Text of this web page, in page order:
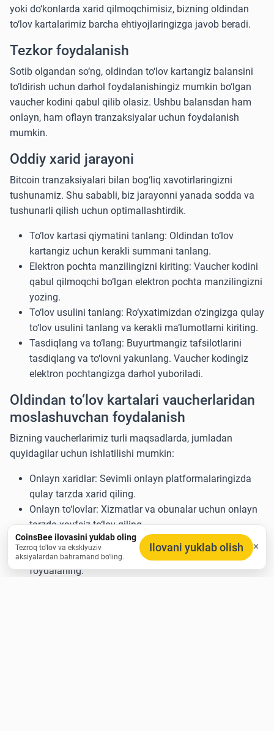
yoki do‘konlarda xarid qilmoqchimisiz, bizning oldindan
to‘lov kartalarimiz barcha ehtiyojlaringizga javob beradi.
Tezkor foydalanish
Sotib olgandan so‘ng, oldindan to‘lov kartangiz balansini
to‘ldirish uchun darhol foydalanishingiz mumkin bo‘lgan
vaucher kodini qabul qilib olasiz. Ushbu balansdan ham
onlayn, ham oflayn tranzaksiyalar uchun foydalanish
mumkin.
Oddiy xarid jarayoni
Bitcoin tranzaksiyalari bilan bog‘liq xavotirlaringizni
tushunamiz. Shu sababli, biz jarayonni yanada sodda va
tushunarli qilish uchun optimallashtirdik.
To‘lov kartasi qiymatini tanlang: Oldindan to‘lov
kartangiz uchun kerakli summani tanlang.
Elektron pochta manzilingizni kiriting: Vaucher kodini
qabul qilmoqchi bo‘lgan elektron pochta manzilingizni
yozing.
To‘lov usulini tanlang: Ro‘yxatimizdan o‘zingizga qulay
to‘lov usulini tanlang va kerakli ma’lumotlarni kiriting.
Tasdiqlang va to‘lang: Buyurtmangiz tafsilotlarini
tasdiqlang va to‘lovni yakunlang. Vaucher kodingiz
elektron pochtangizga darhol yuboriladi.
Oldindan to‘lov kartalari vaucherlaridan
moslashuvchan foydalanish
Bizning vaucherlarimiz turli maqsadlarda, jumladan
quyidagilar uchun ishlatilishi mumkin:
Onlayn xaridlar: Sevimli onlayn platformalaringizda
qulay tarzda xarid qiling.
Onlayn to‘lovlar: Xizmatlar va obunalar uchun onlayn
tarzda xavfsiz to‘lov qiling.
Do‘konlarda xaridlar: Oldindan to‘lov kartasidan
jismoniy do‘konlarda shaxsan to‘lov qilish uchun
foydalaning.
CoinsBee ilovasini yuklab oling
Tezroq to'lov va eksklyuziv
aksiyalardan bahramand bo'ling.
Ilovani yuklab olish